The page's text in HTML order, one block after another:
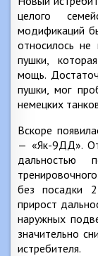
целого
модификаций
относилось
пушки,
мощь.
пушки, мог
немецких
Вскоре
— «Як-9ДД». От
дальностью
без посадки
прирост
наружных
значительно
истребителя.